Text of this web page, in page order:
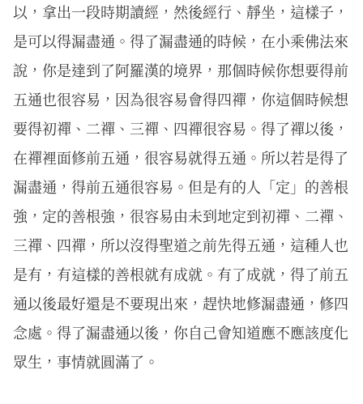
以，拿出一段時期讀經，然後經行、靜坐，這樣子，
是可以得漏盡通。得了漏盡通的時候，在小乘佛法來
說，你是達到了阿羅漢的境界，那個時候你想要得前
五通也很容易，因為很容易會得四禪，你這個時候想
要得初禪、二禪、三禪、四禪很容易。得了禪以後，
在禪裡面修前五通，很容易就得五通。所以若是得了
漏盡通，得前五通很容易。但是有的人「定」的善根
強，定的善根強，很容易由未到地定到初禪、二禪、
三禪、四禪，所以沒得聖道之前先得五通，這種人也
是有，有這樣的善根就有成就。有了成就，得了前五
通以後最好還是不要現出來，趕快地修漏盡通，修四
念處。得了漏盡通以後，你自己會知道應不應該度化
眾生，事情就圓滿了。